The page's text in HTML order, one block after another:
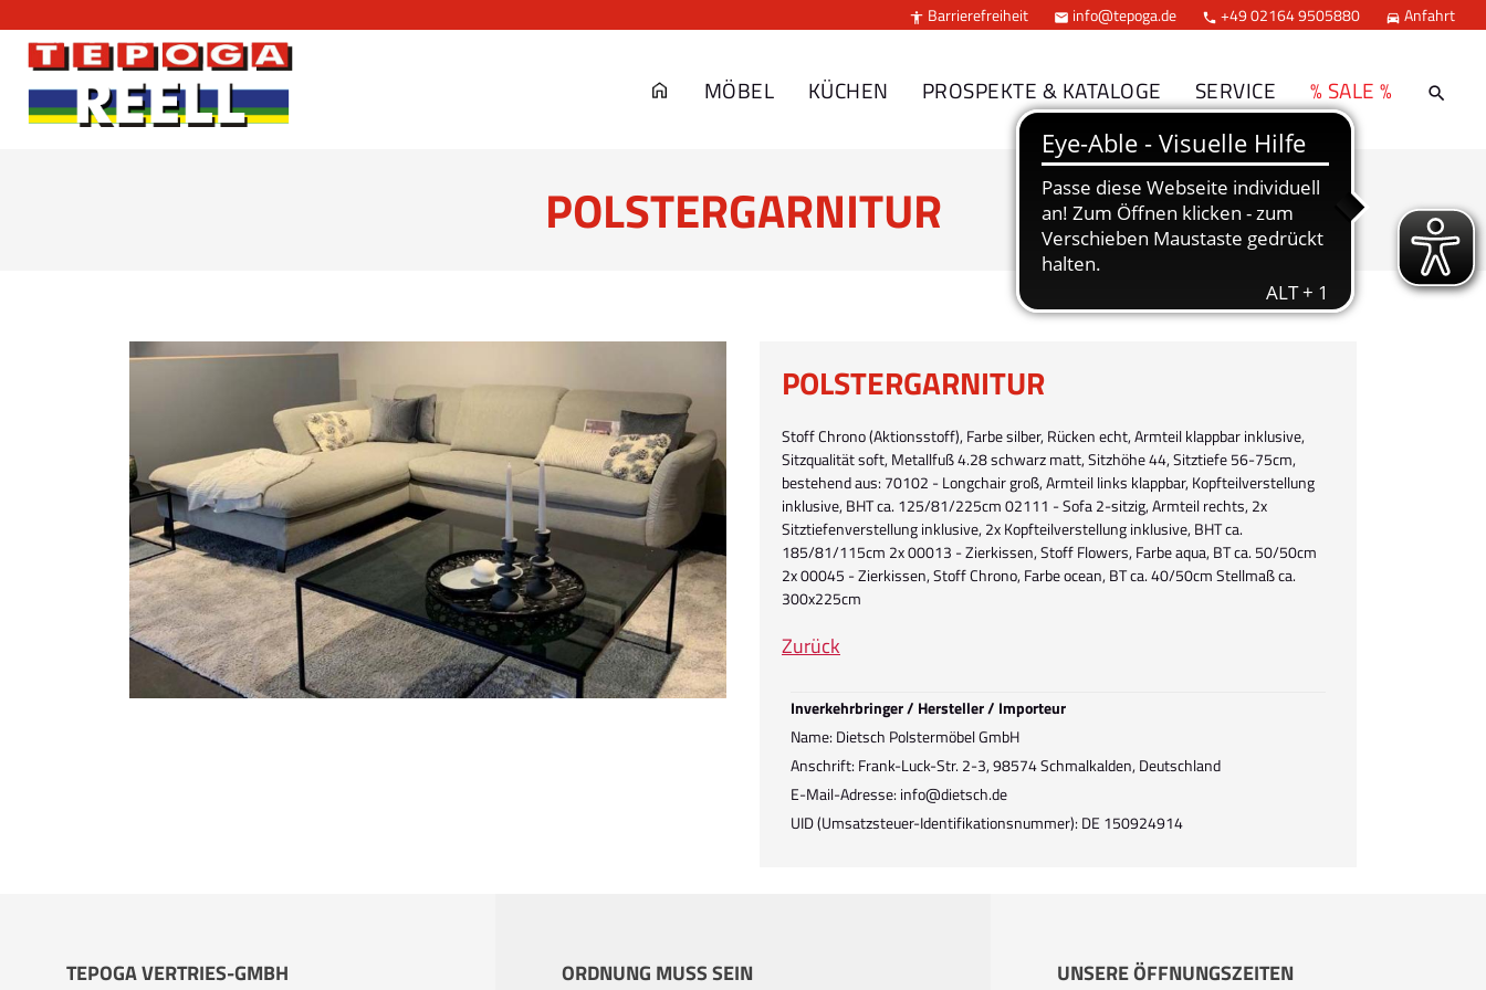
 Barrierefreiheit  info@tepoga.de  +49 02164 9505880  Anfahrt
MÖBEL KÜCHEN PROSPEKTE & KATALOGE SERVICE % SALE %
POLSTERGARNITUR
POLSTERGARNITUR
Stoff Chrono (Aktionsstoff), Farbe silber, Rücken echt, Armteil klappbar inklusive,
Sitzqualität soft, Metallfuß 4.28 schwarz matt, Sitzhöhe 44, Sitztiefe 56-75cm,
bestehend aus: 70102 - Longchair groß, Armteil links klappbar, Kopfteilverstellung
inklusive, BHT ca. 125/81/225cm 02111 - Sofa 2-sitzig, Armteil rechts, 2x
Sitztiefenverstellung inklusive, 2x Kopfteilverstellung inklusive, BHT ca.
185/81/115cm 2x 00013 - Zierkissen, Stoff Flowers, Farbe aqua, BT ca. 50/50cm
2x 00045 - Zierkissen, Stoff Chrono, Farbe ocean, BT ca. 40/50cm Stellmaß ca.
300x225cm
Zurück
Inverkehrbringer / Hersteller / Importeur
Name: Dietsch Polstermöbel GmbH
Anschrift: Frank-Luck-Str. 2-3, 98574 Schmalkalden, Deutschland
E-Mail-Adresse: info@dietsch.de
UID (Umsatzsteuer-Identifikationsnummer): DE 150924914
TEPOGA VERTRIES-GMBH
ORDNUNG MUSS SEIN UNSERE ÖFFNUNGSZEITEN